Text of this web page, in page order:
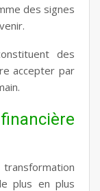
des signes
des
accepter par
plus en plus